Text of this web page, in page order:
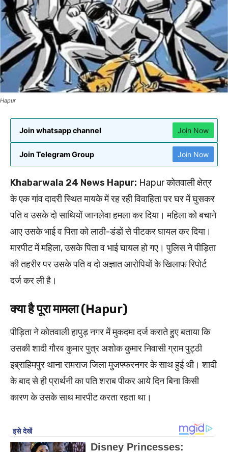
Hapur
Join whatsapp channel Join Now
Join Telegram Group Join Now
Khabarwala 24 News Hapur: Hapur कोतवाली क्षेत्र
के एक गांव दादरी स्थित मायके में रह रही विवाहिता पर घर में घुसकर
पति व उसके दो साथियों जानलेवा हमला कर दिया। महिला को बचाने
आए उसके भाई व पिता को लाठी-डंडों से पीटकर घायल कर दिया।
मारपीट में महिला, उसके पिता व भाई घायल हो गए। पुलिस ने पीड़िता
की तहरीर पर उसके पति व दो अज्ञात आरोपियों के खिलाफ रिपोर्ट
दर्ज कर ली है।
क्या है पूरा मामला (Hapur)
पीड़िता ने कोतवाली हापुड़ नगर में मुकदमा दर्ज कराते हुए बताया कि
उसकी शादी गौरव कुमार पुत्र अशोक कुमार निवासी ग्राम पुट्ठी
इब्राहिमपुर थाना रामराज जिला मुजफ्फरनगर के साथ हुई थी। शादी
के बाद से ही प्रार्थनी का पति शराब पीकर आये दिन बिना किसी
कारण के उसके साथ मारपीट करता रहता था।